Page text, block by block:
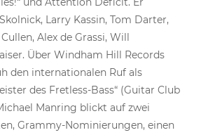
Larry Kassin, Tom Darter,
Alex de Grassi, Will
Über Windham Hill Records
den internationalen Ruf als
des Fretless-Bass“ (Guitar Club
Manring blickt auf zwei
Grammy-Nominierungen, einen